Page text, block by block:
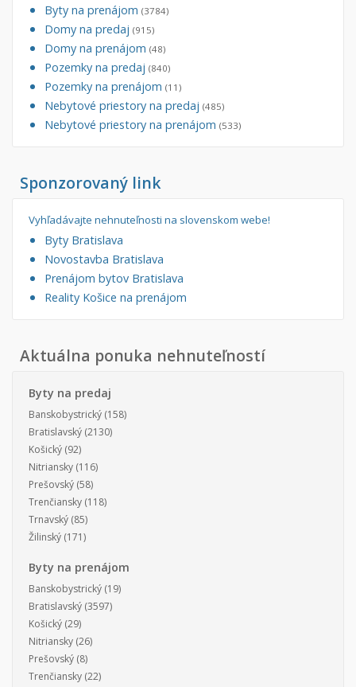
Byty na prenájom (3784)
Domy na predaj (915)
Domy na prenájom (48)
Pozemky na predaj (840)
Pozemky na prenájom (11)
Nebytové priestory na predaj (485)
Nebytové priestory na prenájom (533)
Sponzorovaný link
Vyhľadávajte nehnuteľnosti na slovenskom webe!
Byty Bratislava
Novostavba Bratislava
Prenájom bytov Bratislava
Reality Košice na prenájom
Aktuálna ponuka nehnuteľností
Byty na predaj
Banskobystrický (158)
Bratislavský (2130)
Košický (92)
Nitriansky (116)
Prešovský (58)
Trenčiansky (118)
Trnavský (85)
Žilinský (171)
Byty na prenájom
Banskobystrický (19)
Bratislavský (3597)
Košický (29)
Nitriansky (26)
Prešovský (8)
Trenčiansky (22)